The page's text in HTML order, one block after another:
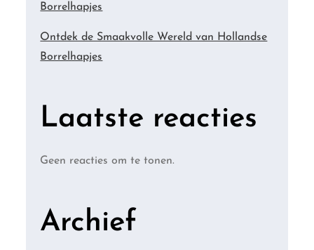
Borrelhapjes
Ontdek de Smaakvolle Wereld van Hollandse
Borrelhapjes
Laatste reacties
Geen reacties om te tonen.
Archief